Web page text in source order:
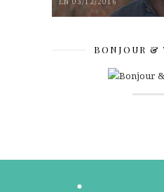
EN 03/12/2016
BONJOUR &